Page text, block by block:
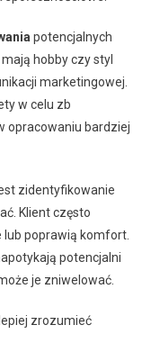
potencjalnych
hobby czy styl
marketingowej.
w celu zb
opracowaniu bardziej
zidentyfikowanie
Klient często
lub poprawią komfort.
potencjalni
je zniwelować.
zrozumieć